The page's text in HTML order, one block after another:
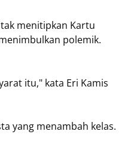
menitipkan Kartu
polemik.
itu," kata Eri Kamis
yang menambah kelas.